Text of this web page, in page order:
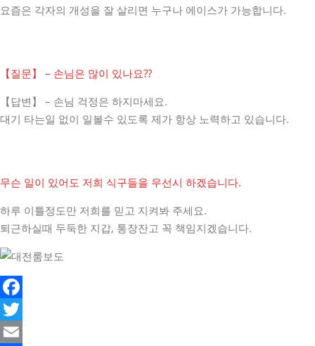
요즘은 각자의 개성을 잘 살리면 누구나 에이스가 가능합니다.
【질문】 – 손님은 많이 있나요??
【답변】 – 손님 걱정은 하지마세요.
대기 타는일 없이 일볼수 있도록 제가 항상 노력하고 있습니다.
무슨 일이 있어도 저희 식구들을 우선시 하겠습니다.
하루 이틀정도만 저희를 믿고 지켜봐 주세요.
퇴근하실때 두둑한 지갑, 통장잔고 꼭 책임지겠습니다.
Facebook
Twitter